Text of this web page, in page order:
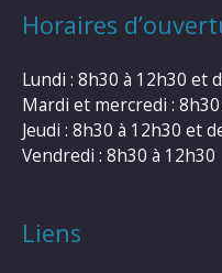
Horaires
Lundi : 8h30 à 12h30 et
Mardi et mercredi :
Jeudi : 8h30 à 12h30 et
Vendredi : 8h30 à 12h30
Liens